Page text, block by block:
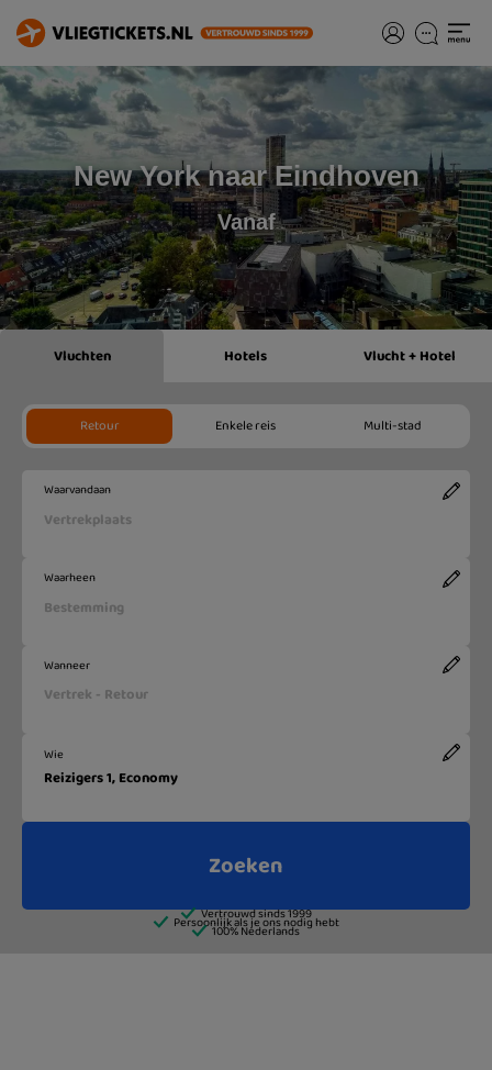
New York naar Eindhoven
Vanaf